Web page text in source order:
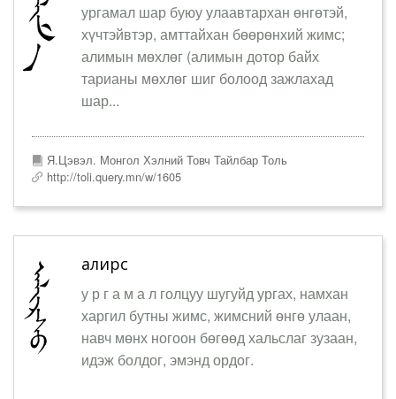
ургамал шар буюу улаавтархан өнгөтэй,
хүчтэйвтэр, амттайхан бөөрөнхий жимс;
алимын мөхлөг (алимын дотор байх
тарианы мөхлөг шиг болоод зажлахад
шар...
Я.Цэвэл. Монгол Хэлний Товч Тайлбар Толь
http://toli.query.mn/w/1605
алирс
у р г а м а л голцуу шугуйд ургах, намхан
харгил бутны жимс, жимсний өнгө улаан,
навч мөнх ногоон бөгөөд хальслаг зузаан,
идэж болдог, эмэнд ордог.